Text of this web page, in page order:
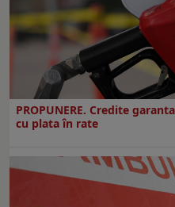
PROPUNERE. Credite
cu plata în rate